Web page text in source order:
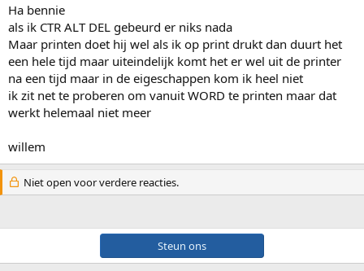
Ha bennie
als ik CTR ALT DEL gebeurd er niks nada
Maar printen doet hij wel als ik op print drukt dan duurt het
een hele tijd maar uiteindelijk komt het er wel uit de printer
na een tijd maar in de eigeschappen kom ik heel niet
ik zit net te proberen om vanuit WORD te printen maar dat
werkt helemaal niet meer
willem
Niet open voor verdere reacties.
Steun ons